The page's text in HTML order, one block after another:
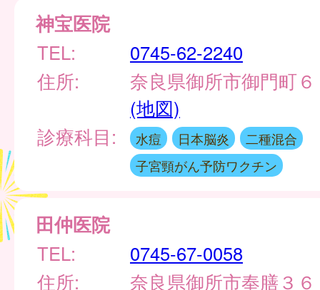
神宝医院
TEL:
0745-62-2240
住所:
奈良県御所市御門町
(地図)
診療科目:
水痘 日本脳炎
二種混合
子宮頸がん予防ワクチン
田仲医院
TEL:
0745-67-0058
住所:
奈良県御所市奉膳３